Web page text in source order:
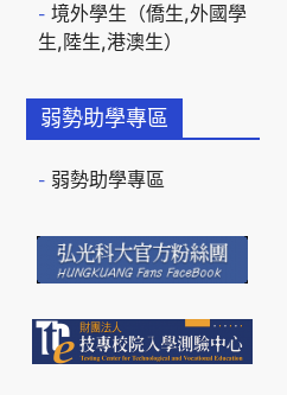
境外學生（僑生,外國學
生,陸生,港澳生）
弱勢助學專區
弱勢助學專區